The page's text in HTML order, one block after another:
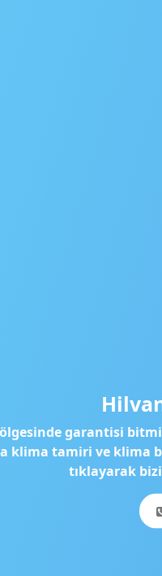
garantisi
klima tamiri ve klima
tıklayarak